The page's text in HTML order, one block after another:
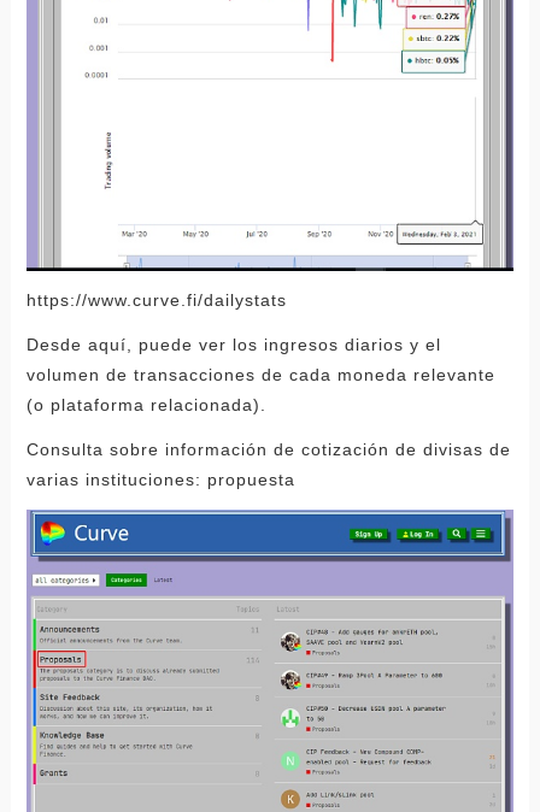
https://www.curve.fi/dailystats
Desde aquí, puede ver los ingresos diarios y el
volumen de transacciones de cada moneda relevante
(o plataforma relacionada).
Consulta sobre información de cotización de divisas de
varias instituciones: propuesta